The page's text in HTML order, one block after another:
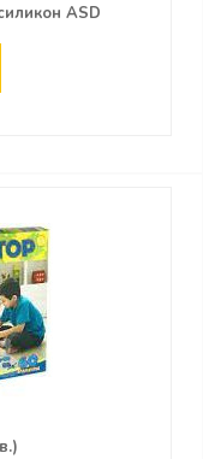
ASD